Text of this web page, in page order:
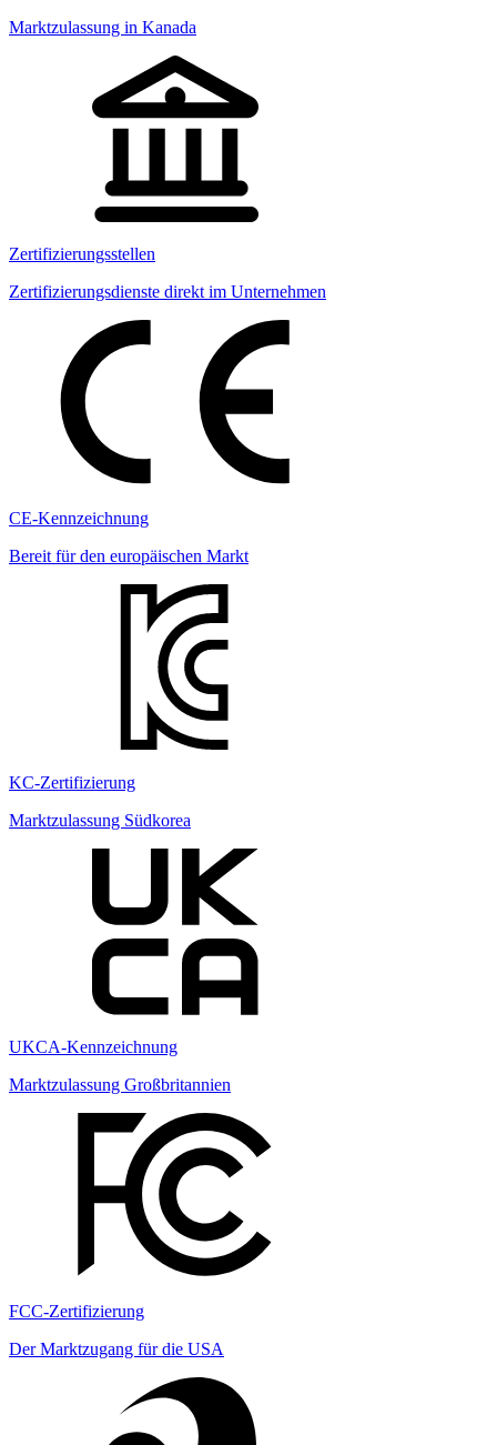
Marktzulassung in Kanada
Zertifizierungsstellen
Zertifizierungsdienste direkt im Unternehmen
CE-Kennzeichnung
Bereit für den europäischen Markt
KC-Zertifizierung
Marktzulassung Südkorea
UKCA-Kennzeichnung
Marktzulassung Großbritannien
FCC-Zertifizierung
Der Marktzugang für die USA